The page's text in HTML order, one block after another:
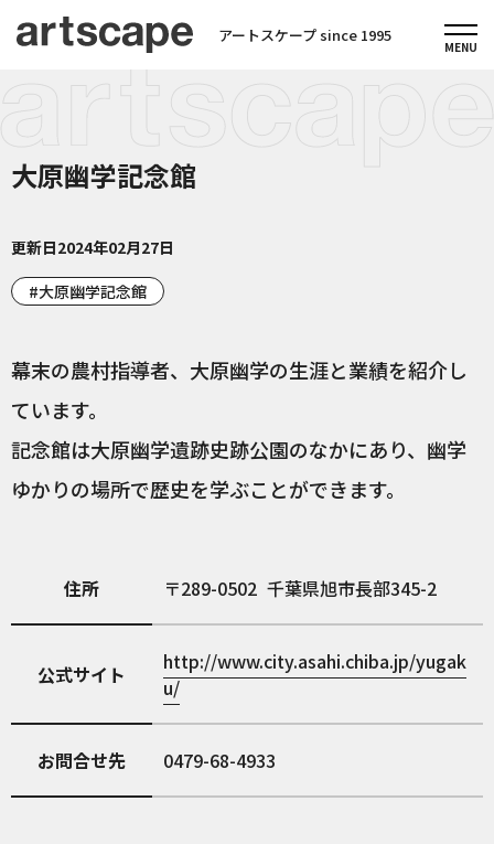
アートスケープ since 1995
大原幽学記念館
更新日2024年02月27日
大原幽学記念館
幕末の農村指導者、大原幽学の生涯と業績を紹介し
ています。
記念館は大原幽学遺跡史跡公園のなかにあり、幽学
ゆかりの場所で歴史を学ぶことができます。
住所 289-0502 千葉県旭市長部345-2
公式サイト
http://www.city.asahi.chiba.jp/yugak
u/
お問合せ先 0479-68-4933